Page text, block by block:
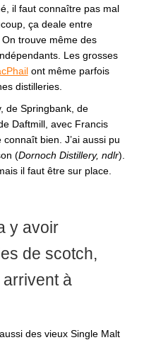
il faut connaître pas mal
ça deale entre
trouve même des
Les grosses
ont même parfois
distilleries.
de Springbank, de
Daftmill, avec Francis
bien. J’ai aussi pu
(Dornoch Distillery, ndlr).
il faut être sur place.
y avoir
de scotch,
à
des vieux Single Malt